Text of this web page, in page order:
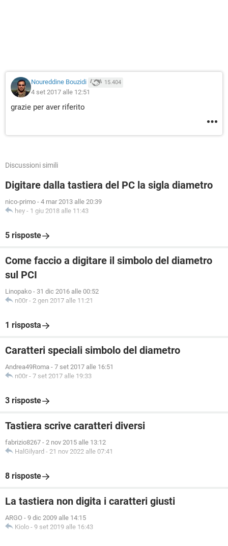
Noureddine Bouzidi 15.404
4 set 2017 alle 12:51
grazie per aver riferito
Discussioni simili
Digitare dalla tastiera del PC la sigla diametro
nico-primo - 4 mar 2013 alle 20:39
hey - 1 giu 2018 alle 11:43
5 risposte
Come faccio a digitare il simbolo del diametro
sul PCI
Linopako - 31 dic 2016 alle 00:52
n00r - 2 gen 2017 alle 11:21
1 risposta
Caratteri speciali simbolo del diametro
Andrea49Roma - 7 set 2017 alle 16:51
n00r - 7 set 2017 alle 19:33
3 risposte
Tastiera scrive caratteri diversi
fabrizio8267 - 2 nov 2015 alle 13:12
HalGilyard - 21 nov 2022 alle 07:41
8 risposte
La tastiera non digita i caratteri giusti
ARGO - 9 dic 2009 alle 14:15
Kiolo - 9 set 2019 alle 16:43